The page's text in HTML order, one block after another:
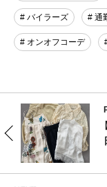
# バイラーズ # 通
# オンオフコーデ